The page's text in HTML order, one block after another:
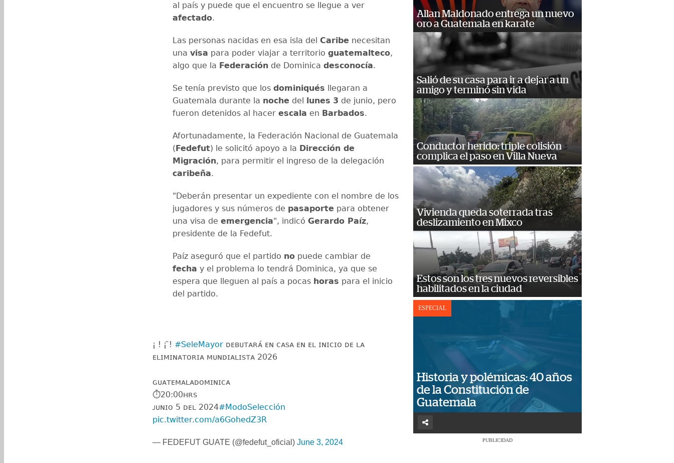
al país y puede que el encuentro se llegue a ver
afectado.
Las personas nacidas en esa isla del Caribe necesitan
una visa para poder viajar a territorio guatemalteco,
algo que la Federación de Dominica desconocía.
Se tenía previsto que los dominiqués llegaran a
Guatemala durante la noche del lunes 3 de junio, pero
fueron detenidos al hacer escala en Barbados.
Afortunadamente, la Federación Nacional de Guatemala
(Fedefut) le solicitó apoyo a la Dirección de
Migración, para permitir el ingreso de la delegación
caribeña.
"Deberán presentar un expediente con el nombre de los
jugadores y sus números de pasaporte para obtener
una visa de emergencia", indicó Gerardo Paíz,
presidente de la Fedefut.
Paíz aseguró que el partido no puede cambiar de
fecha y el problema lo tendrá Dominica, ya que se
espera que lleguen al país a pocas horas para el inicio
del partido.
¡ ! ¡ ̃! #SeleMayor ᴅᴇʙᴜᴛᴀʀᴀ́ ᴇɴ ᴄᴀꜱᴀ ᴇɴ ᴇʟ ɪɴɪᴄɪᴏ ᴅᴇ ʟᴀ
ᴇʟɪᴍɪɴᴀᴛᴏʀɪᴀ ᴍᴜɴᴅɪᴀʟɪꜱᴛᴀ 2026
ɢᴜᴀᴛᴇᴍᴀʟᴀᴅᴏᴍɪɴɪᴄᴀ
⏱️20:00ʜʀꜱ
ᴊᴜɴɪᴏ 5 ᴅᴇʟ 2024#ModoSelección
pic.twitter.com/a6GohedZ3R
— FEDEFUT GUATE (@fedefut_oficial) June 3, 2024
Allan Maldonado entrega un nuevo
oro a Guatemala en karate
Salió de su casa para ir a dejar a un
amigo y terminó sin vida
Conductor herido: triple colisión
complica el paso en Villa Nueva
Vivienda queda soterrada tras
deslizamiento en Mixco
Estos son los tres nuevos reversibles
habilitados en la ciudad
ESPECIAL
Historia y polémicas: 40 años
de la Constitución de
Guatemala
PUBLICIDAD